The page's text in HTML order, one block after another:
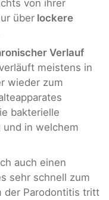
von ihrer
über lockere
Verlauf
meistens in
wieder zum
bakterielle
und in welchem
auch einen
sehr schnell zum
der Parodontitis tritt